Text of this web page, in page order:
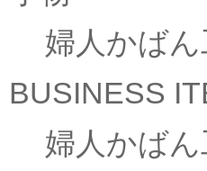
婦人かば
BUSINESS
婦人かば